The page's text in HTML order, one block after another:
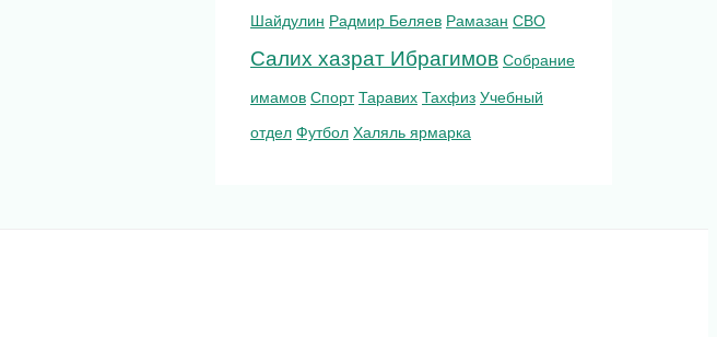
Шайдулин Радмир Беляев Рамазан СВО
Салих хазрат Ибрагимов Собрание
имамов Спорт Таравих Тахфиз Учебный
отдел Футбол Халяль ярмарка